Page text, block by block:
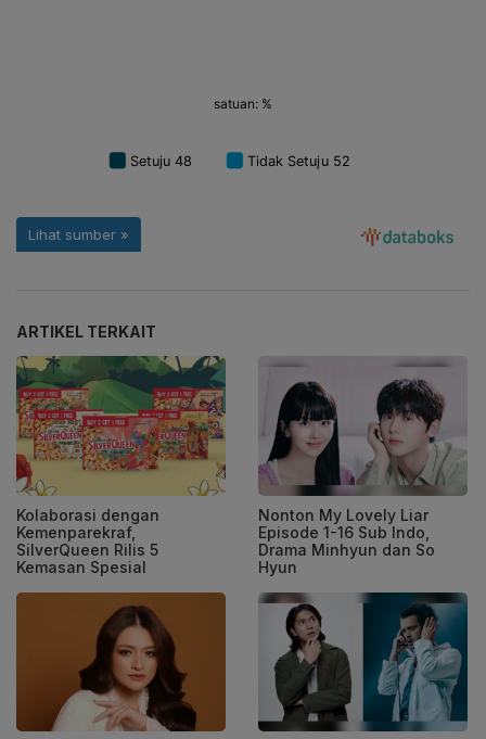
ARTIKEL TERKAIT
Kolaborasi dengan
Kemenparekraf,
SilverQueen Rilis 5
Kemasan Spesial
Nonton My Lovely Liar
Episode 1-16 Sub Indo,
Drama Minhyun dan So
Hyun